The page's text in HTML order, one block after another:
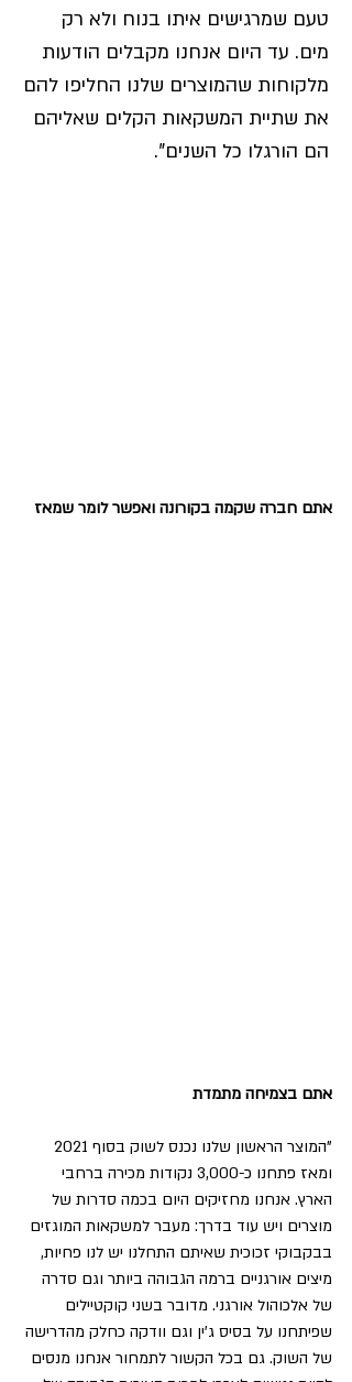
טעם שמרגישים איתו בנוח ולא רק
מים. עד היום אנחנו מקבלים הודעות
מלקוחות שהמוצרים שלנו החליפו להם
את שתיית המשקאות הקלים שאליהם
הם הורגלו כל השנים".
אתם חברה שקמה בקורונה ואפשר לומר שמאז
אתם בצמיחה מתמדת
ומאז פתחנו כ-3,000 נקודות מכירה ברחבי
הארץ. אנחנו מחזיקים היום בכמה סדרות של
מוצרים ויש עוד בדרך: מעבר למשקאות המוגזים
בבקבוקי זכוכית שאיתם התחלנו יש לנו פחיות,
מיצים אורגניים ברמה הגבוהה ביותר וגם סדרה
של אלכוהול אורגני. מדובר בשני קוקטיילים
שפיתחנו על בסיס ג'ין וגם וודקה כחלק מהדרישה
של השוק. גם בכל הקשור לתמחור אנחנו מנסים